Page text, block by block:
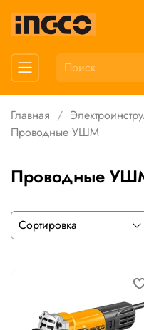
Главная
Проводные УШМ
Проводные